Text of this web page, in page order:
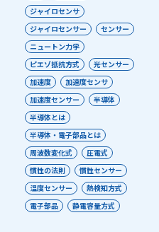
ジャイロセンサ
ジャイロセンサー
センサー
ニュートン力学
ピエゾ抵抗方式
光センサー
加速度
加速度センサ
加速度センサー
半導体
半導体とは
半導体・電子部品とは
周波数変化式
圧電式
慣性の法則
慣性センサー
温度センサー
熱検知方式
電子部品
静電容量方式